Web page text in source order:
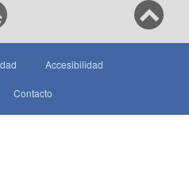
Accesibilidad
Contacto